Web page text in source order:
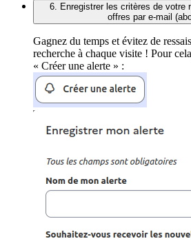
6. Enregistrer les critères de votre
offres par e-mail
Gagnez du temps et évitez de
recherche à chaque visite ! Pour
« Créer une alerte » :